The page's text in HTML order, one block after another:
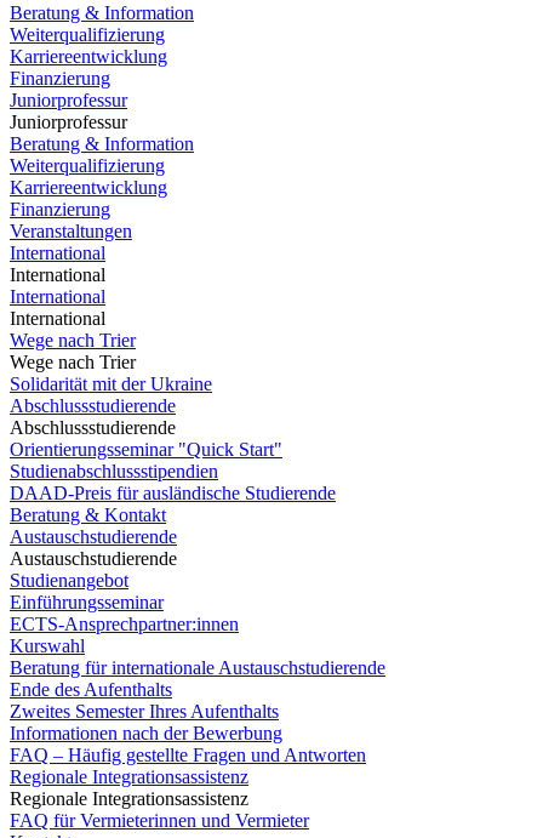
Beratung & Information
Weiterqualifizierung
Karriereentwicklung
Finanzierung
Juniorprofessur
Juniorprofessur
Beratung & Information
Weiterqualifizierung
Karriereentwicklung
Finanzierung
Veranstaltungen
International
International
International
International
Wege nach Trier
Wege nach Trier
Solidarität mit der Ukraine
Abschlussstudierende
Abschlussstudierende
Orientierungsseminar "Quick Start"
Studienabschlussstipendien
DAAD-Preis für ausländische Studierende
Beratung & Kontakt
Austauschstudierende
Austauschstudierende
Studienangebot
Einführungsseminar
ECTS-Ansprechpartner:innen
Kurswahl
Beratung für internationale Austauschstudierende
Ende des Aufenthalts
Zweites Semester Ihres Aufenthalts
Informationen nach der Bewerbung
FAQ – Häufig gestellte Fragen und Antworten
Regionale Integrationsassistenz
Regionale Integrationsassistenz
FAQ für Vermieterinnen und Vermieter